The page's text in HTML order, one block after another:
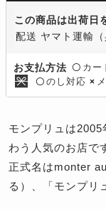
この商品は出荷日
配送 ヤマト運輸（
お支払方法 〇 カー
〇 のし対応 ×
モンプリュは
わう人気のお店で
正式名はmonter
る）、「モンプリ